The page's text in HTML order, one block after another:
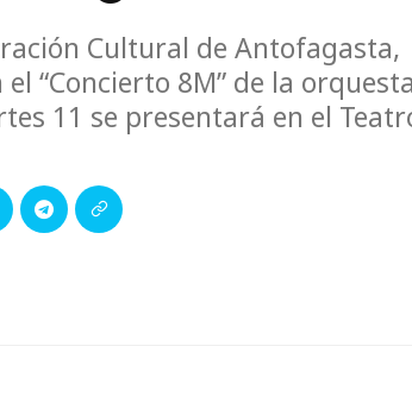
Cultural de Antofagasta,
“Concierto 8M” de la orquesta
11 se presentará en el